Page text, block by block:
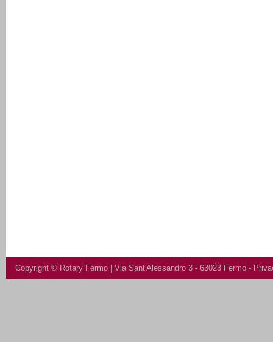
Copyright © Rotary Fermo | Via Sant'Alessandro 3 - 63023 Fermo -